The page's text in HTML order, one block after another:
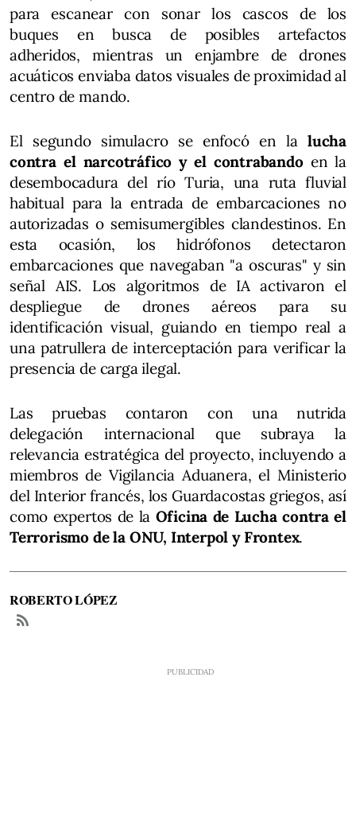
para escanear con sonar los cascos de los
buques en busca de posibles artefactos
adheridos, mientras un enjambre de drones
acuáticos enviaba datos visuales de proximidad al
centro de mando.
El segundo simulacro se enfocó en la lucha
contra el narcotráfico y el contrabandoen la
desembocadura del río Turia, una ruta fluvial
habitual para la entrada de embarcaciones no
autorizadas o semisumergibles clandestinos. En
esta ocasión, los hidrófonos detectaron
embarcaciones que navegaban "a oscuras" y sin
señal AIS. Los algoritmos de IA activaron el
despliegue de drones aéreos para su
identificación visual, guiando en tiempo real a
una patrullera de interceptación para verificar la
presencia de carga ilegal.
Las pruebas contaron con una nutrida
delegación internacional que subraya la
relevancia estratégica del proyecto, incluyendo a
miembros de Vigilancia Aduanera, el Ministerio
del Interior francés, los Guardacostas griegos, así
como expertos de la Oficina de Lucha contra el
Terrorismo de la ONU, Interpol y Frontex.
ROBERTO LÓPEZ